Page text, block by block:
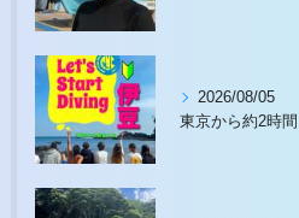
2026/08/05